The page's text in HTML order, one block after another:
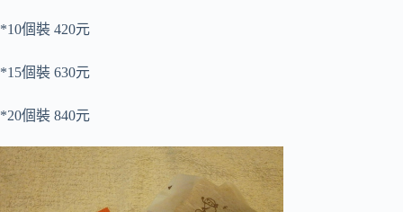
*10個裝 420元
*15個裝 630元
*20個裝 840元